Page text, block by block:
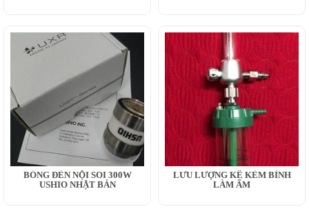
BÓNG ĐÈN NỘI SOI 300W
USHIO NHẬT BẢN
LƯU LƯỢNG KẾ KÈM BÌNH
LÀM ẨM